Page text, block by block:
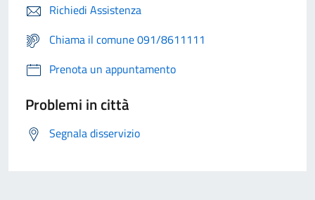
Richiedi Assistenza
Chiama il comune 091/8611111
Prenota un appuntamento
Problemi in città
Segnala disservizio